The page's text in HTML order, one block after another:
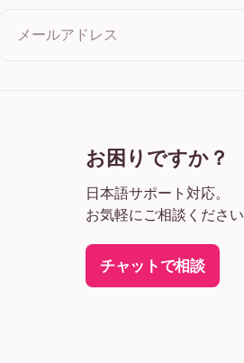
ス
メールアドレス
お困りですか？
日本語サポート対応。
お気軽にご相談ください
チャットで相談